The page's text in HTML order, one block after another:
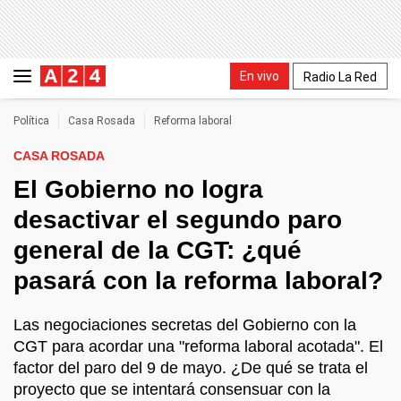
En vivo Radio La Red
Política Casa Rosada Reforma laboral
CASA ROSADA
El Gobierno no logra
desactivar el segundo paro
general de la CGT: ¿qué
pasará con la reforma laboral?
Las negociaciones secretas del Gobierno con la
CGT para acordar una "reforma laboral acotada". El
factor del paro del 9 de mayo. ¿De qué se trata el
proyecto que se intentará consensuar con la